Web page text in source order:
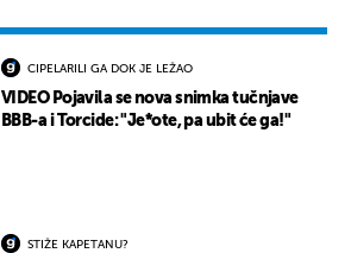
CIPELARILI GA DOK JE LEŽAO
VIDEO Pojavila se nova snimka tučnjave
BBB-a i Torcide: "Je*ote, pa ubit će ga!"
STIŽE KAPETANU?